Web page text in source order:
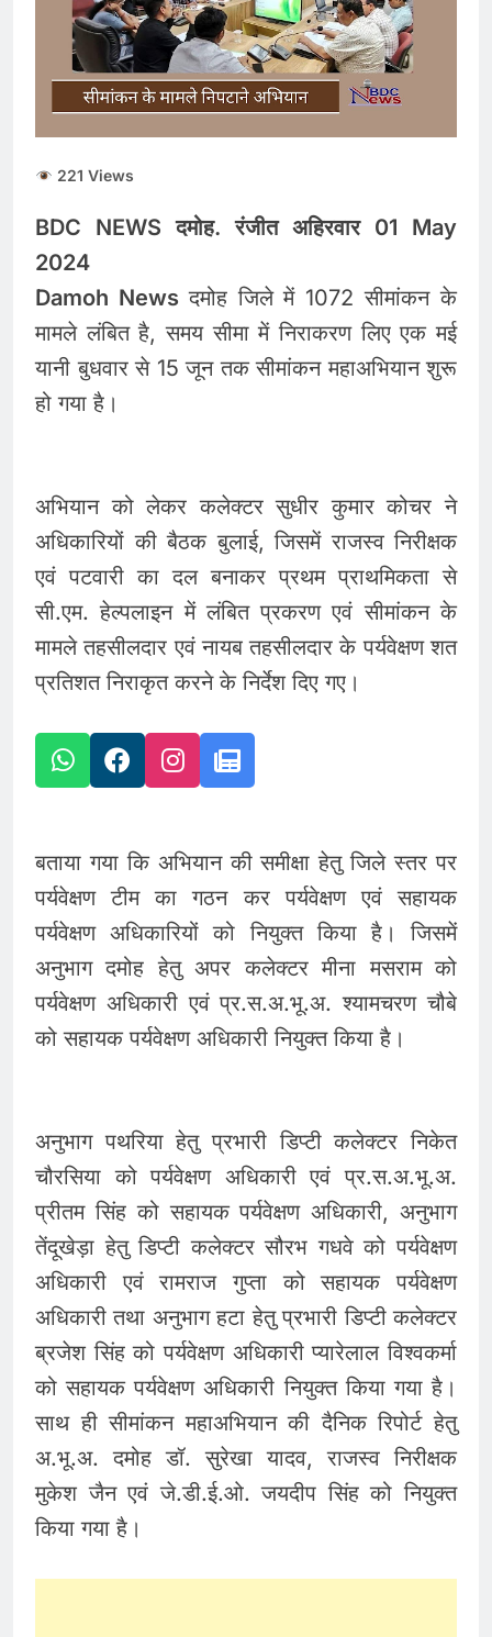
पत्थर स्टेशन के पास यात्रियों में
मची अफ़रातफ़री
221 Views
BDC NEWS दमोह. रंजीत अहिरवार 01 May
2024
Damoh Newsदमोह जिले में 1072 सीमांकन के
मामले लंबित है, समय सीमा में निराकरण लिए एक मई
यानी बुधवार से 15 जून तक सीमांकन महाअभियान शुरू
हो गया है।
अभियान को लेकर कलेक्टर सुधीर कुमार कोचर ने
अधिकारियों की बैठक बुलाई, जिसमें राजस्व निरीक्षक
एवं पटवारी का दल बनाकर प्रथम प्राथमिकता से
सी.एम. हेल्पलाइन में लंबित प्रकरण एवं सीमांकन के
मामले तहसीलदार एवं नायब तहसीलदार के पर्यवेक्षण शत
प्रतिशत निराकृत करने के निर्देश दिए गए।
बताया गया कि अभियान की समीक्षा हेतु जिले स्तर पर
पर्यवेक्षण टीम का गठन कर पर्यवेक्षण एवं सहायक
पर्यवेक्षण अधिकारियों को नियुक्त किया है। जिसमें
अनुभाग दमोह हेतु अपर कलेक्टर मीना मसराम को
पर्यवेक्षण अधिकारी एवं प्र.स.अ.भू.अ. श्यामचरण चौबे
को सहायक पर्यवेक्षण अधिकारी नियुक्त किया है।
अनुभाग पथरिया हेतु प्रभारी डिप्टी कलेक्टर निकेत
चौरसिया को पर्यवेक्षण अधिकारी एवं प्र.स.अ.भू.अ.
प्रीतम सिंह को सहायक पर्यवेक्षण अधिकारी, अनुभाग
तेंदूखेड़ा हेतु डिप्टी कलेक्टर सौरभ गधवे को पर्यवेक्षण
अधिकारी एवं रामराज गुप्ता को सहायक पर्यवेक्षण
अधिकारी तथा अनुभाग हटा हेतु प्रभारी डिप्टी कलेक्टर
ब्रजेश सिंह को पर्यवेक्षण अधिकारी प्यारेलाल विश्वकर्मा
को सहायक पर्यवेक्षण अधिकारी नियुक्त किया गया है।
साथ ही सीमांकन महाअभियान की दैनिक रिपोर्ट हेतु
अ.भू.अ. दमोह डॉ. सुरेखा यादव, राजस्व निरीक्षक
मुकेश जैन एवं जे.डी.ई.ओ. जयदीप सिंह को नियुक्त
किया गया है।